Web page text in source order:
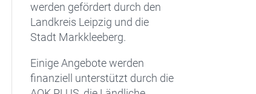
werden gefördert durch den
Landkreis Leipzig und die
Stadt Markkleeberg.
Einige Angebote werden
finanziell unterstützt durch die